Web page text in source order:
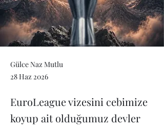
Gülce Naz Mutlu
28 Haz 2026
EuroLeague vizesini cebimize
koyup ait olduğumuz devler